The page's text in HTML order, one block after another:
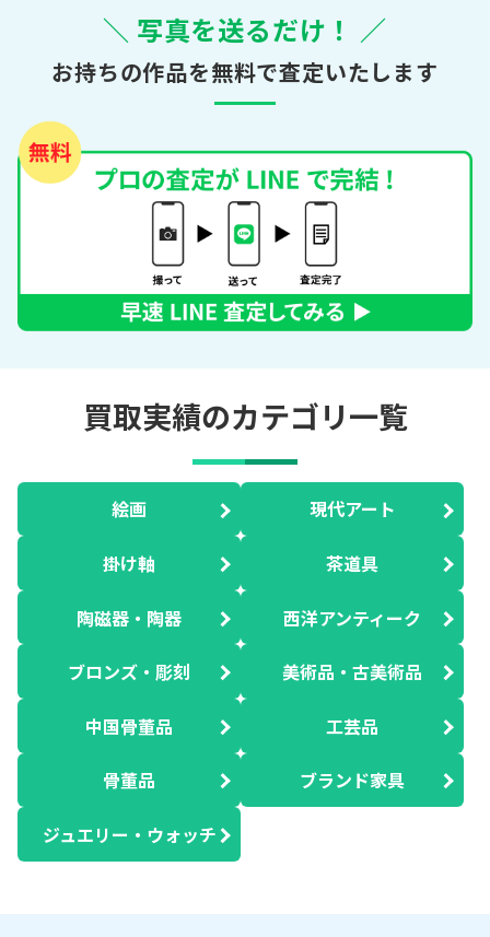
＼ 写真を送るだけ！ ／
お持ちの作品を無料で査定いたします
買取実績のカテゴリ一覧
絵画 現代アート
掛け軸 茶道具
陶磁器・陶器 西洋アンティーク
ブロンズ・彫刻 美術品・古美術品
中国骨董品 工芸品
骨董品 ブランド家具
ジュエリー・ウォッチ